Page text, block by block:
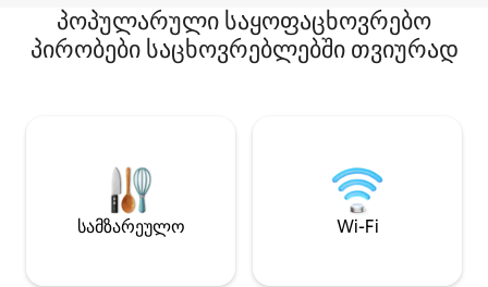
პოპულარული საყოფაცხოვრებო
პირობები საცხოვრებლებში თვიურად
სამზარეულო Wi-Fi